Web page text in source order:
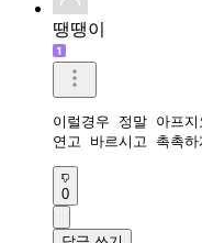
땡땡이
이럴경우 정말 아프지
연고 바르시고 촉촉
0